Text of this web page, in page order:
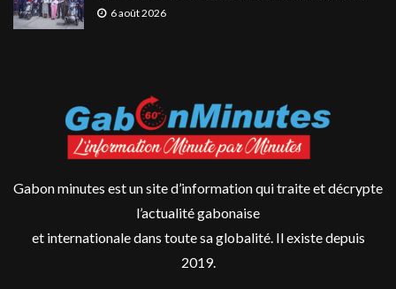
6 août 2026
Gabon minutes est un site d’information qui traite et décrypte
l’actualité gabonaise
et internationale dans toute sa globalité. Il existe depuis
2019.